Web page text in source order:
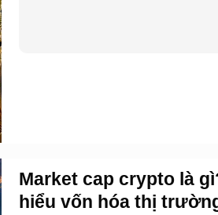
Market cap crypto là
hiểu vốn hóa thị